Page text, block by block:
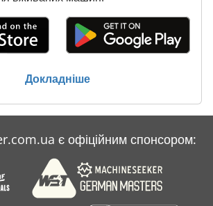
Докладніше
є офіційним спонсором: